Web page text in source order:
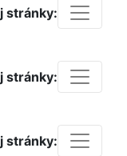
stránky:
stránky:
stránky: